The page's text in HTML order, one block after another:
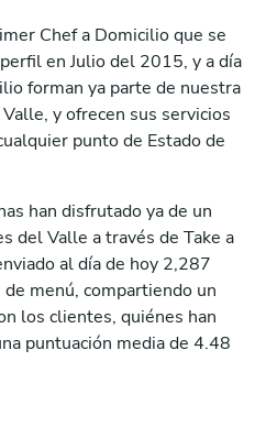
Chef a Domicilio que se
en Julio del 2015, y a día
forman ya parte de nuestra
y ofrecen sus servicios
punto de Estado de
han disfrutado ya de un
del Valle a través de Take a
al día de hoy 2,287
menú, compartiendo un
los clientes, quiénes han
puntuación media de 4.48